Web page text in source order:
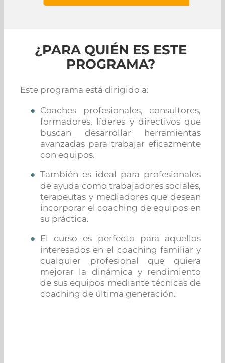
¿PARA QUIÉN ES ESTE
PROGRAMA?
Este programa está dirigido a:
Coaches profesionales, consultores,
formadores, líderes y directivos que
buscan desarrollar herramientas
avanzadas para trabajar eficazmente
con equipos.
También es ideal para profesionales
de ayuda como trabajadores sociales,
terapeutas y mediadores que desean
incorporar el coaching de equipos en
su práctica.
El curso es perfecto para aquellos
interesados en el coaching familiar y
cualquier profesional que quiera
mejorar la dinámica y rendimiento
de sus equipos mediante técnicas de
coaching de última generación.